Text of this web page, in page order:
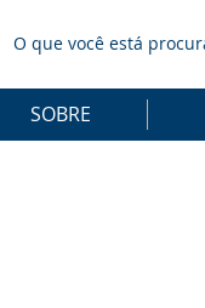
SOBRE